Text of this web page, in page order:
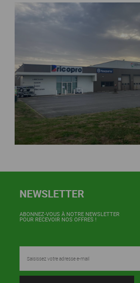
NEWSLETTER
ABONNEZ-VOUS À NOTRE NEWSLETTER
POUR RECEVOIR NOS OFFRES !